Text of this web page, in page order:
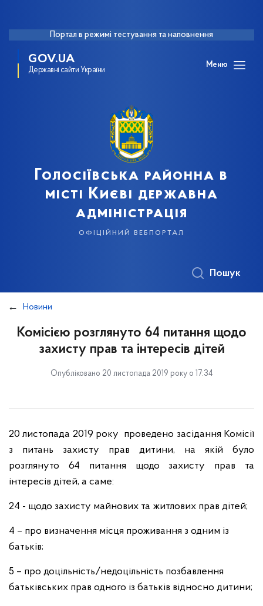
Портал в режимі тестування та наповнення
GOV.UA
Державні сайти України
Меню
Голосіївська районна в
місті Києві державна
адміністрація
офіційний вебпортал
Пошук
Новини
Комісією розглянуто 64 питання щодо
захисту прав та інтересів дітей
Опубліковано 20 листопада 2019 року о 17:34
20 листопада 2019 року проведено засідання Комісії
з питань захисту прав дитини, на якій було
розглянуто 64 питання щодо захисту прав та
інтересів дітей, а саме:
24 - щодо захисту майнових та житлових прав дітей;
4 – про визначення місця проживання з одним із
батьків;
5 – про доцільність/недоцільність позбавлення
батьківських прав одного із батьків відносно дитини;